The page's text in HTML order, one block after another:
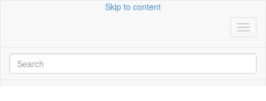
Skip to content
for: